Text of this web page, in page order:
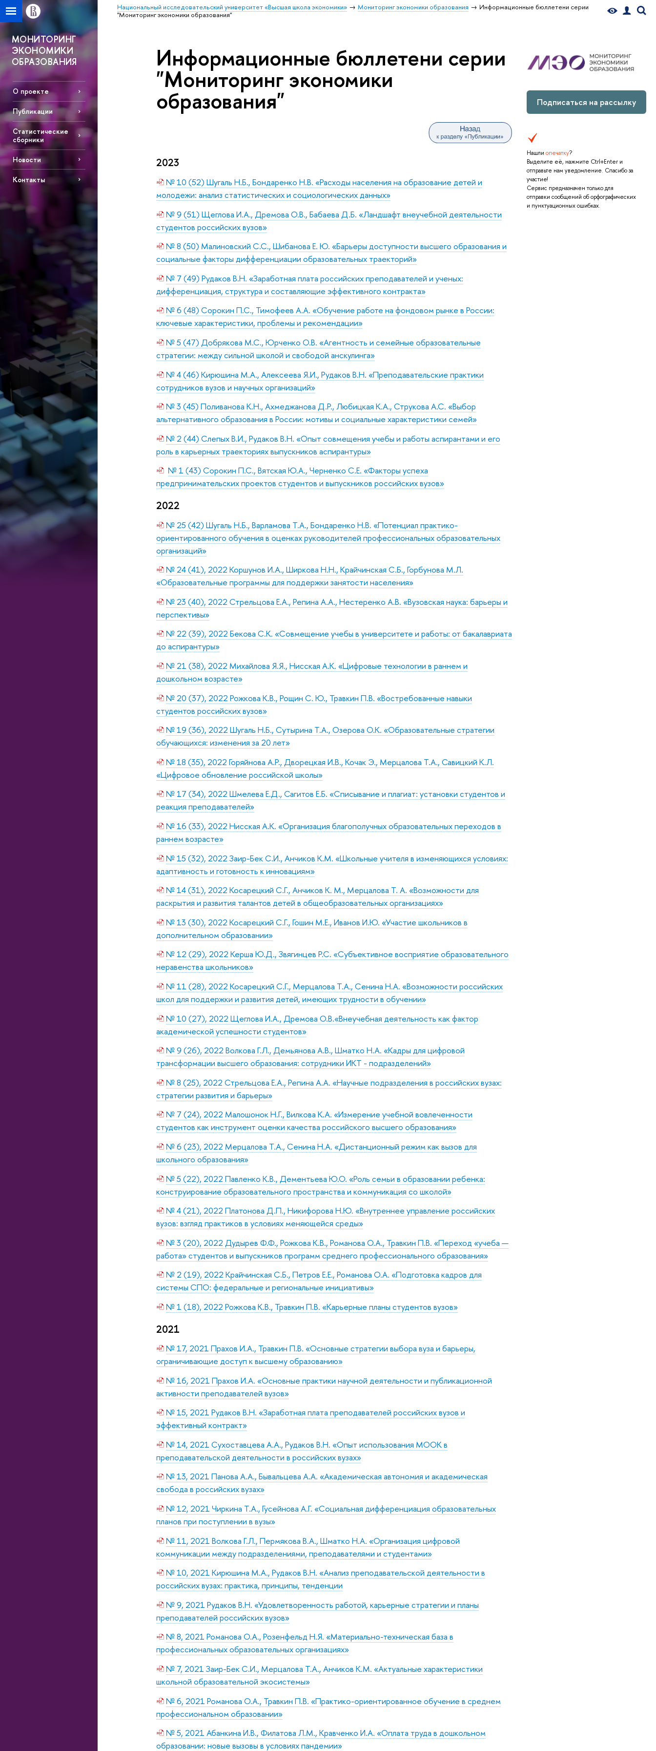
Национальный исследовательский университет «Высшая школа экономики» Мониторинг экономики образования
Информационные бюллетени серии
"Мониторинг экономики образования"
МОНИТОРИНГ
ЭКОНОМИКИ
ОБРАЗОВАНИЯ
О проекте
Публикации
Статистические
сборники
Новости
Контакты
Подписаться на рассылку
Нашли опечатку?
Выделите её, нажмите Ctrl+Enter и
отправьте нам уведомление. Спасибо за
участие!
Сервис предназначен только для
отправки сообщений об орфографических
и пунктуационных ошибках.
Информационные бюллетени серии
"Мониторинг экономики
образования"
2023
№ 10 (52) Шугаль Н.Б., Бондаренко Н.В. «Расходы населения на образование детей и
молодежи: анализ статистических и социологических данных»
№ 9 (51) Щеглова И.А., Дремова О.В., Бабаева Д.Б. «Ландшафт внеучебной деятельности
студентов российских вузов»
№ 8 (50) Малиновский С.С., Шибанова Е. Ю. «Барьеры доступности высшего образования и
социальные факторы дифференциации образовательных траекторий»
№ 7 (49) Рудаков В.Н. «Заработная плата российских преподавателей и ученых:
дифференциация, структура и составляющие эффективного контракта»
№ 6 (48) Сорокин П.С., Тимофеев А.А. «Обучение работе на фондовом рынке в России:
ключевые характеристики, проблемы и рекомендации»
№ 5 (47) Добрякова М.С., Юрченко О.В. «Агентность и семейные образовательные
стратегии: между сильной школой и свободой анскулинга»
№ 4 (46) Кирюшина М.А., Алексеева Я.И., Рудаков В.Н. «Преподавательские практики
сотрудников вузов и научных организаций»
№ 3 (45) Поливанова К.Н., Ахмеджанова Д.Р., Любицкая К.А., Струкова А.С. «Выбор
альтернативного образования в России: мотивы и социальные характеристики семей»
№ 2 (44) Слепых В.И., Рудаков В.Н. «Опыт совмещения учебы и работы аспирантами и его
роль в карьерных траекториях выпускников аспирантуры»
№ 1 (43) Сорокин П.С., Вятская Ю.А., Черненко С.Е. «Факторы успеха
предпринимательских проектов студентов и выпускников российских вузов»
2022
№ 25 (42) Шугаль Н.Б., Варламова Т.А., Бондаренко Н.В. «Потенциал практико-
ориентированного обучения в оценках руководителей профессиональных образовательных
организаций»
№ 24 (41), 2022 Коршунов И.А., Ширкова Н.Н., Крайчинская С.Б., Горбунова М.Л.
«Образовательные программы для поддержки занятости населения»
№ 23 (40), 2022 Стрельцова Е.А., Репина А.А., Нестеренко А.В. «Вузовская наука: барьеры и
перспективы»
№ 22 (39), 2022 Бекова С.К. «Совмещение учебы в университете и работы: от бакалавриата
до аспирантуры»
№ 21 (38), 2022 Михайлова Я.Я., Нисская А.К. «Цифровые технологии в раннем и
дошкольном возрасте»
№ 20 (37), 2022 Рожкова К.В., Рощин С. Ю., Травкин П.В. «Востребованные навыки
студентов российских вузов»
№ 19 (36), 2022 Шугаль Н.Б., Сутырина Т.А., Озерова О.К. «Образовательные стратегии
обучающихся: изменения за 20 лет»
№ 18 (35), 2022 Горяйнова А.Р., Дворецкая И.В., Кочак Э., Мерцалова Т.А., Савицкий К.Л.
«Цифровое обновление российской школы»
№ 17 (34), 2022 Шмелева Е.Д., Сагитов Е.Б. «Списывание и плагиат: установки студентов и
реакция преподавателей»
№ 16 (33), 2022 Нисская А.К. «Организация благополучных образовательных переходов в
раннем возрасте»
№ 15 (32), 2022 Заир-Бек С.И., Анчиков К.М. «Школьные учителя в изменяющихся условиях:
адаптивность и готовность к инновациям»
№ 14 (31), 2022 Косарецкий С.Г., Анчиков К. М., Мерцалова Т. А. «Возможности для
раскрытия и развития талантов детей в общеобразовательных организациях»
№ 13 (30), 2022 Косарецкий С.Г., Гошин М.Е., Иванов И.Ю. «Участие школьников в
дополнительном образовании»
№ 12 (29), 2022 Керша Ю.Д., Звягинцев Р.С. «Субъективное восприятие образовательного
неравенства школьников»
№ 11 (28), 2022 Косарецкий С.Г., Мерцалова Т.А., Сенина Н.А. «Возможности российских
школ для поддержки и развития детей, имеющих трудности в обучении»
№ 10 (27), 2022 Щеглова И.А., Дремова О.В.«Внеучебная деятельность как фактор
академической успешности студентов»
№ 9 (26), 2022 Волкова Г.Л., Демьянова А.В., Шматко Н.А. «Кадры для цифровой
трансформации высшего образования: сотрудники ИКТ - подразделений»
№ 8 (25), 2022 Стрельцова Е.А., Репина А.А. «Научные подразделения в российских вузах:
стратегии развития и барьеры»
№ 7 (24), 2022 Малошонок Н.Г., Вилкова К.А. «Измерение учебной вовлеченности
студентов как инструмент оценки качества российского высшего образования»
№ 6 (23), 2022 Мерцалова Т.А., Сенина Н.А. «Дистанционный режим как вызов для
школьного образования»
№ 5 (22), 2022 Павленко К.В., Дементьева Ю.О. «Роль семьи в образовании ребенка:
конструирование образовательного пространства и коммуникация со школой»
№ 4 (21), 2022 Платонова Д.П., Никифорова Н.Ю. «Внутреннее управление российских
вузов: взгляд практиков в условиях меняющейся среды»
№ 3 (20), 2022 Дудырев Ф.Ф., Рожкова К.В., Романова О.А., Травкин П.В. «Переход «учеба —
работа» студентов и выпускников программ среднего профессионального образования»
№ 2 (19), 2022 Крайчинская С.Б., Петров Е.Е., Романова О.А. «Подготовка кадров для
системы СПО: федеральные и региональные инициативы»
№ 1 (18), 2022 Рожкова К.В., Травкин П.В. «Карьерные планы студентов вузов»
2021
№ 17, 2021 Прахов И.А., Травкин П.В. «Основные стратегии выбора вуза и барьеры,
ограничивающие доступ к высшему образованию»
№ 16, 2021 Прахов И.А. «Основные практики научной деятельности и публикационной
активности преподавателей вузов»
№ 15, 2021 Рудаков В.Н. «Заработная плата преподавателей российских вузов и
эффективный контракт»
№ 14, 2021 Сухоставцева А.А., Рудаков В.Н. «Опыт использования МООК в
преподавательской деятельности в российских вузах»
№ 13, 2021 Панова А.А., Бывальцева А.А. «Академическая автономия и академическая
свобода в российских вузах»
№ 12, 2021 Чиркина Т.А., Гусейнова А.Г. «Социальная дифференциация образовательных
планов при поступлении в вузы»
№ 11, 2021 Волкова Г.Л., Пермякова В.А., Шматко Н.А. «Организация цифровой
коммуникации между подразделениями, преподавателями и студентами»
№ 10, 2021 Кирюшина М.А., Рудаков В.Н. «Анализ преподавательской деятельности в
российских вузах: практика, принципы, тенденции
№ 9, 2021 Рудаков В.Н. «Удовлетворенность работой, карьерные стратегии и планы
преподавателей российских вузов»
№ 8, 2021 Романова О.А., Розенфельд Н.Я. «Материально-техническая база в
профессиональных образовательных организациях»
№ 7, 2021 Заир-Бек С.И., Мерцалова Т.А., Анчиков К.М. «Актуальные характеристики
школьной образовательной экосистемы»
№ 6, 2021 Романова О.А., Травкин П.В. «Практико-ориентированное обучение в среднем
профессиональном образовании»
№ 5, 2021 Абанкина И.В., Филатова Л.М., Кравченко И.А. «Оплата труда в дошкольном
образовании: новые вызовы в условиях пандемии»